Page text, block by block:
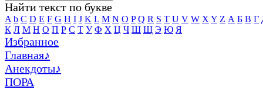
Найти текст по букве
A b C D E F G H I J K L M N O P Q R S T U V W X Y Z А Б В Г
К Л М Н О П Р С Т У Ф Х Ц Ч Ш Щ Э Ю Я
Избранное
Главная♪
Анекдоты♪
ПОРА